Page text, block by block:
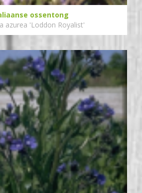
ossentong
azurea 'Loddon Royalist'